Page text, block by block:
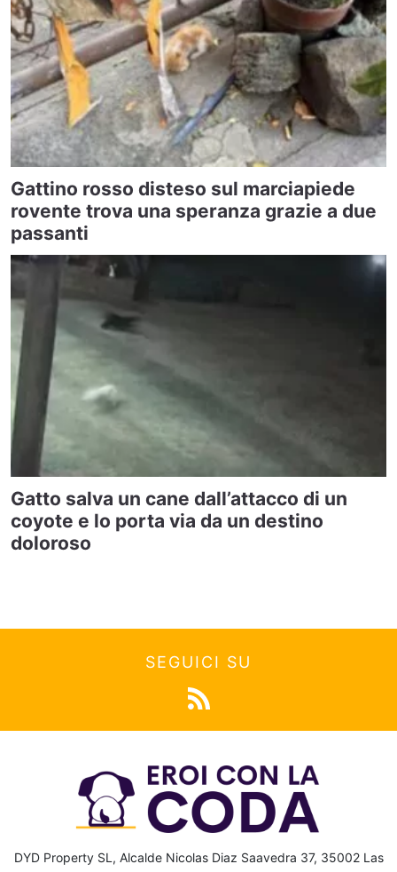
Gattino rosso disteso sul marciapiede
rovente trova una speranza grazie a due
passanti
Gatto salva un cane dall’attacco di un
coyote e lo porta via da un destino
doloroso
SEGUICI SU
DYD Property SL, Alcalde Nicolas Diaz Saavedra 37, 35002 Las